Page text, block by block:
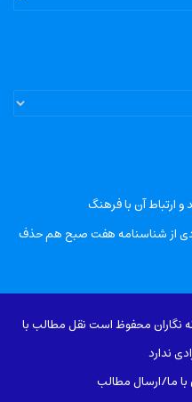
ارتباط آن با فرهنگ
از شناسنامه هفت صبح هم حذف
نگاران محفوظ است نقل مطالب با
ندارد
ما/ارسال مطالب